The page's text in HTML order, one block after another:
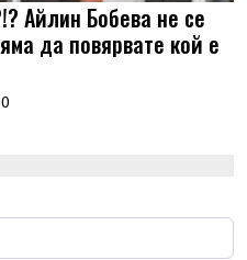
Айлин Бобева не се
да повярвате кой е